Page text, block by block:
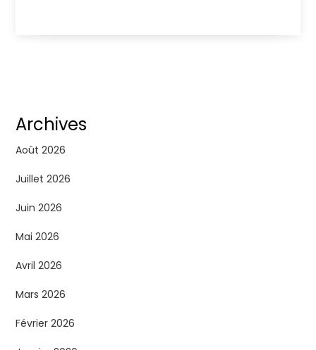
Archives
Août 2026
Juillet 2026
Juin 2026
Mai 2026
Avril 2026
Mars 2026
Février 2026